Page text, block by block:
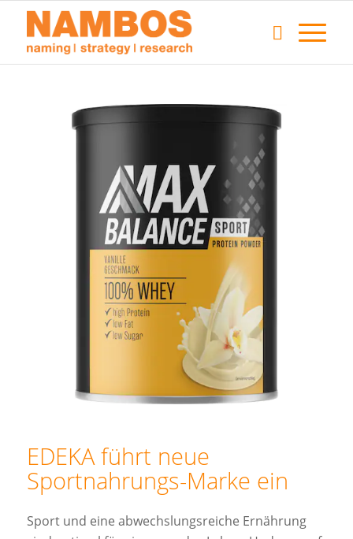
EDEKA führt neue
Sportnahrungs-Marke ein
Sport und eine abwechslungsreiche Ernährung